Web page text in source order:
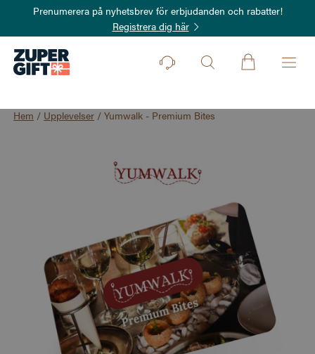
Prenumerera på nyhetsbrev för erbjudanden och rabatter!
Registrera dig här
Hem / Upplevelser /Yumwalk - Premium Bites